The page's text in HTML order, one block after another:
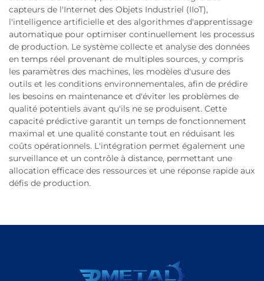
capteurs de l'Internet des Objets Industriel (IIoT),
l'intelligence artificielle et des algorithmes d'apprentissage
automatique pour optimiser continuellement les processus
de production. Le système collecte et analyse des données
en temps réel provenant de multiples sources, y compris
les paramètres des machines, les modèles d'usure des
outils et les conditions environnementales, afin de prédire
les besoins en maintenance et d'éviter les problèmes de
qualité potentiels avant qu'ils ne se produisent. Cette
capacité prédictive garantit un temps de fonctionnement
maximal et une qualité constante tout en réduisant les
coûts opérationnels. L'intégration permet également une
surveillance et un contrôle à distance, permettant une
allocation efficace des ressources et une réponse rapide aux
défis de production.